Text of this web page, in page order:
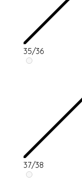
35/36
37/38